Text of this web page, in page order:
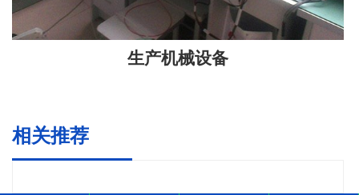
生产机械设备
相关推荐